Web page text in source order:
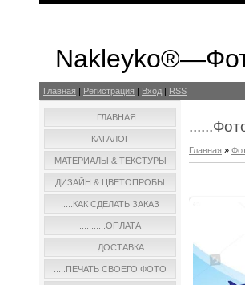
Главная | Регистрация | Вход | RSS
.....ГЛАВНАЯ
КАТАЛОГ
МАТЕРИАЛЫ & ТЕКСТУРЫ
ДИЗАЙН & ЦВЕТОПРОБЫ
.....КАК СДЕЛАТЬ ЗАКАЗ
...........ОПЛАТА
.........ДОСТАВКА
.....ПЕЧАТЬ СВОЕГО ФОТО
Главная »